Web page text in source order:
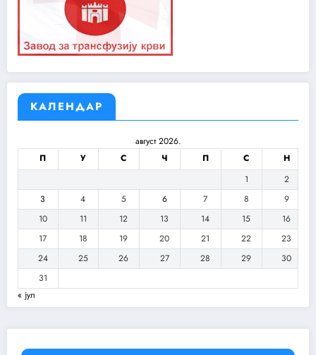
КАЛЕНДАР
август 2026.
П
У С Ч П С
Н
1
2
3
4 5 6 7 8
9
10
11 12 13 14 15
16
17
18 19 20 21 22
23
24
25 26 27 28 29
30
31
« јул